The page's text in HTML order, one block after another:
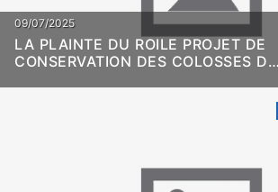
09/07/2025
LA PLAINTE DU ROILE PROJET DE
CONSERVATION DES COLOSSES DE